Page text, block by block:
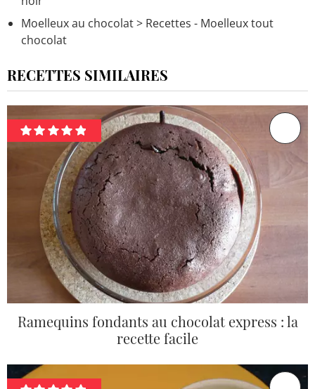
Moelleux au chocolat> Recettes - Moelleux tout
chocolat
RECETTES SIMILAIRES
Ramequins fondants au chocolat express : la
recette facile